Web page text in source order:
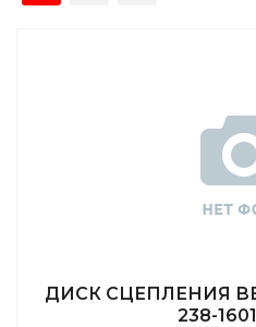
ДИСК СЦЕПЛЕНИЯ
238-